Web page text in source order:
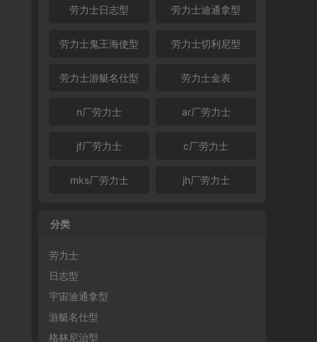
劳力士日志型 劳力士迪通拿型
劳力士鬼王海使型 劳力士切利尼型
劳力士游艇名仕型 劳力士金表
n厂劳力士 ar厂劳力士
jf厂劳力士 c厂劳力士
mks厂劳力士 jh厂劳力士
分类
劳力士
日志型
宇宙迪通拿型
游艇名仕型
格林尼治型